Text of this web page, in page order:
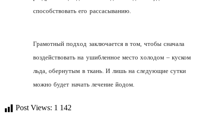
способствовать его рассасыванию.
Грамотный подход заключается в том, чтобы сначала
воздействовать на ушибленное место холодом – куском
льда, обернутым в ткань. И лишь на следующие сутки
можно будет начать лечение йодом.
Post Views: 1 142